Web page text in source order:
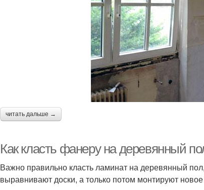
читать дальше →
Как класть фанеру на деревянный
Важно правильно класть ламинат на деревянный
выравнивают доски, а только потом монтируют